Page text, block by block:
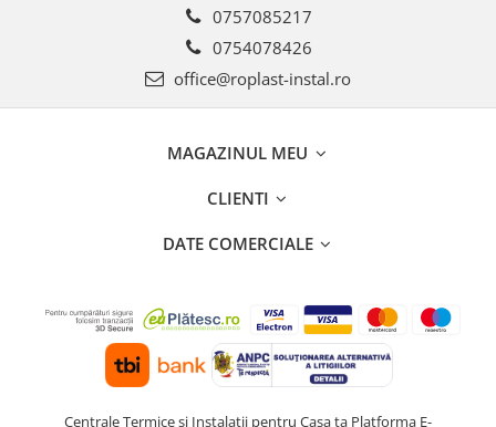
0757085217
0754078426
office@roplast-instal.ro
MAGAZINUL MEU
CLIENTI
DATE COMERCIALE
Centrale Termice si Instalatii pentru Casa ta Platforma E-